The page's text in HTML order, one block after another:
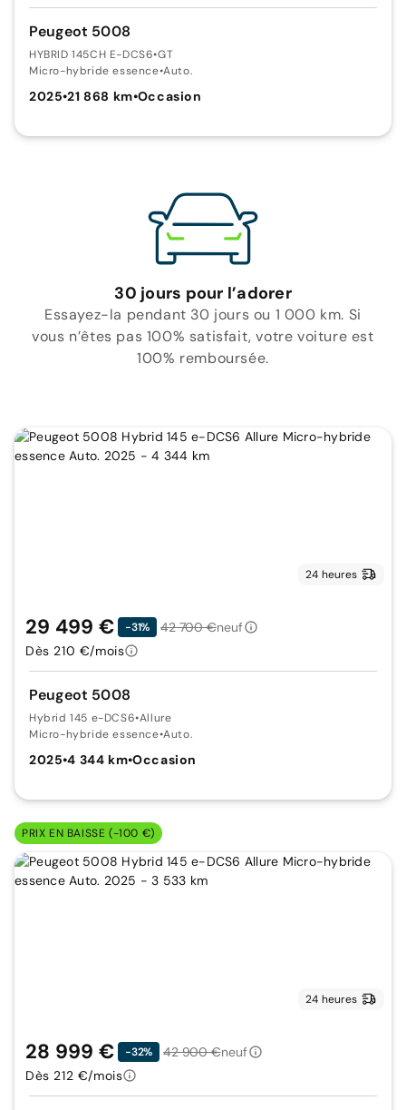
Peugeot 5008
HYBRID 145CH E-DCS6•GT
Micro-hybride essence•Auto.
2025•21 868 km•Occasion
30 jours pour l’adorer
Essayez-la pendant 30 jours ou 1 000 km. Si
vous n’êtes pas 100% satisfait, votre voiture est
100% remboursée.
24 heures
Peugeot 5008
Hybrid 145 e-DCS6•Allure
Micro-hybride essence•Auto.
2025•4 344 km•Occasion
29 499 € -31% 42 700 €neuf
Dès 210 €/mois
PRIX EN BAISSE (-100 €)
24 heures
28 999 € -32% 42 900 €neuf
Dès 212 €/mois